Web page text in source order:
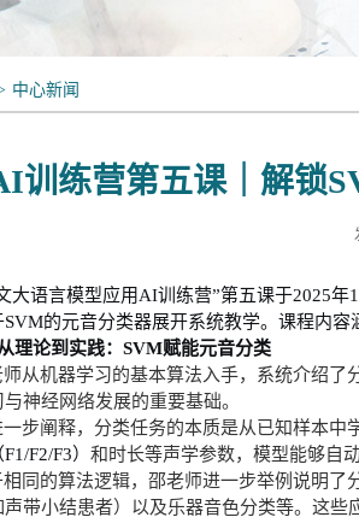
中心新闻
训练营第五课｜解锁
大语言模型应用AI训练营”第五课于2025年
SVM的元音分类器展开系统教学。课程内容
理论到实践： SVM赋能元音分类
师从机器学习的基本算法入手，系统介绍
神经网络发展的重要基础。
一步阐释，分类任务的本质是从已知样本中
F1/F2/F3） 和时长等声学参数，模型能够自
相同的算法逻辑，邵老师进一步举例说明
声带小结患者）以及乐器音色分类等。这些